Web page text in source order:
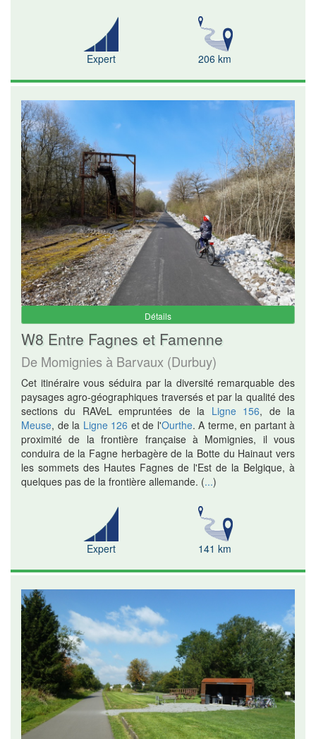
Expert 206 km
Détails
W8 Entre Fagnes et Famenne
De Momignies à Barvaux (Durbuy)
Cet itinéraire vous séduira par la diversité remarquable des
paysages agro-géographiques traversés et par la qualité des
sections du RAVeL empruntées de la Ligne 156, de la
Meuse, de la Ligne 126 et de l'Ourthe. A terme, en partant à
proximité de la frontière française à Momignies, il vous
conduira de la Fagne herbagère de la Botte du Hainaut vers
les sommets des Hautes Fagnes de l'Est de la Belgique, à
quelques pas de la frontière allemande. (...)
Expert 141 km